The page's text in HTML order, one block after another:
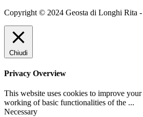
Copyright © 2024 Geosta di Longhi Rita
Chiudi
Privacy Overview
This website uses cookies to improve
working of basic functionalities of the ...
Necessary